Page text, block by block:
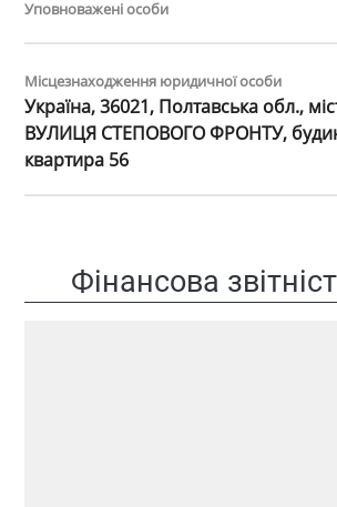
Уповноважені особи
Місцезнаходження юридичної особи
Україна, 36021, Полтавська обл.,
ВУЛИЦЯ СТЕПОВОГО ФРОНТУ,
квартира 56
Фінансова